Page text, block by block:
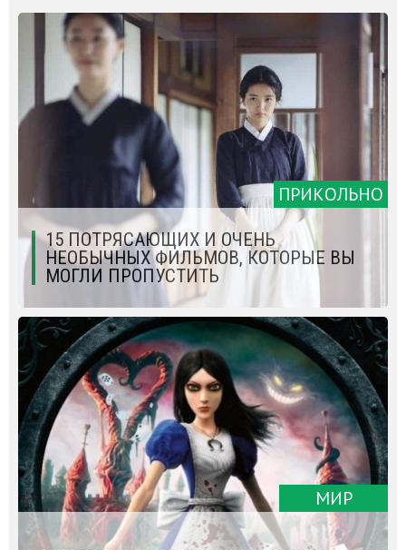
ПРИКОЛЬНО
15 ПОТРЯСАЮЩИХ И ОЧЕНЬ
НЕОБЫЧНЫХ ФИЛЬМОВ, КОТОРЫЕ ВЫ
МОГЛИ ПРОПУСТИТЬ
МИР